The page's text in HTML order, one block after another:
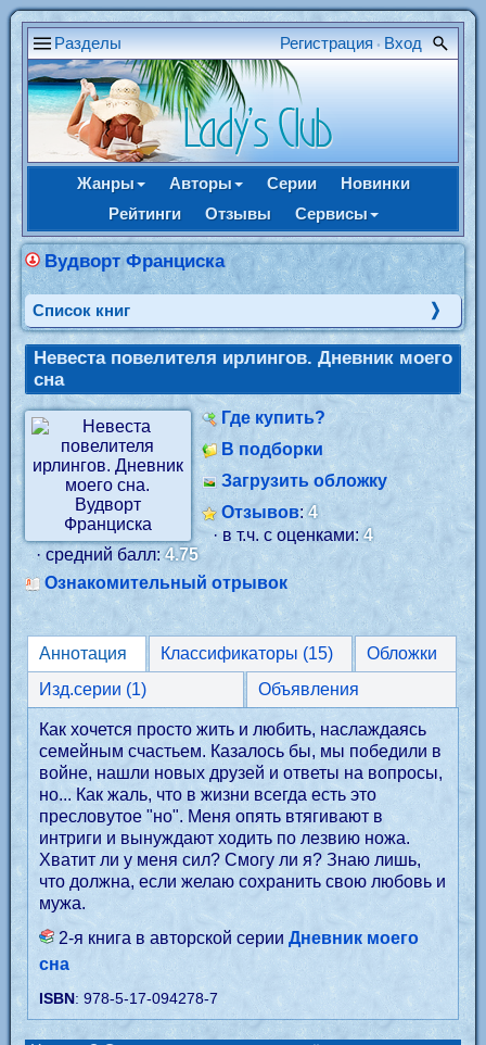
Разделы Регистрация • Вход
Жанры Авторы Серии
Новинки
Рейтинги
Отзывы Сервисы
Вудворт Франциска
Cписок книг
Невеста повелителя ирлингов. Дневник моего
сна
Где купить?
В подборки
Загрузить обложку
Отзывов:4
· в т.ч. с оценками:4
· средний балл:4.75
Ознакомительный отрывок
Аннотация Классификаторы (15)
Обложки
Изд.серии (1)
Объявления
Как хочется просто жить и любить, наслаждаясь
семейным счастьем. Казалось бы, мы победили в
войне, нашли новых друзей и ответы на вопросы,
но... Как жаль, что в жизни всегда есть это
пресловутое "но". Меня опять втягивают в
интриги и вынуждают ходить по лезвию ножа.
Хватит ли у меня сил? Смогу ли я? Знаю лишь,
что должна, если желаю сохранить свою любовь и
мужа.
2-я книга в авторской серии Дневник моего
сна
ISBN: 978-5-17-094278-7